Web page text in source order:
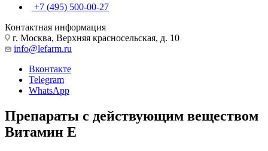
+7 (495) 500-00-27
Контактная информация
г. Москва, Верхняя красносельская, д. 10
info@lefarm.ru
Вконтакте
Telegram
WhatsApp
Препараты с действующим веществом
Витамин Е